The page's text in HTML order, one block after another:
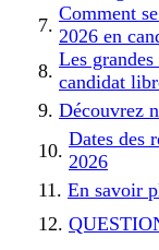
Comment
2026 en
Les
candidat
Découvrez
Dates des
2026
En savoir